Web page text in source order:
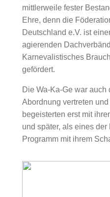
mittlerweile fester
Ehre, denn die
Deutschland e.V. ist
agierenden
Karnevalistisches
gefördert.
Die Wa-Ka-Ge war
Abordnung vertreten
begeisterten erst mit
und später, als eines
Programm mit ihrem